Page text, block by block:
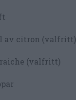
av citron (valfritt)
(valfritt)